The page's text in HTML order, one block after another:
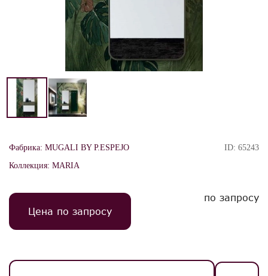
Фабрика: MUGALI BY P.ESPEJO
Коллекция: MARIA
ID: 65243
Цена по запросу
по запросу